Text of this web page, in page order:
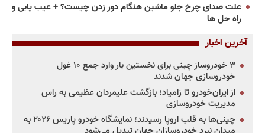
علت صدای چرخ جلو ماشین هنگام دور زدن چیست؟ + عیب یابی و
راه حل ها
آخرین اخبار
۳ خودروساز چینی برای نخستین بار وارد جمع ۱۰ غول
خودروسازی جهان شدند
از ایران‌خودرو تا زامیاد؛ بازگشت علیمردان عظیمی به راس
مدیریت خودروسازی
چینی‌ها به قلب اروپا رسیدند؛ نمایشگاه خودرو پاریس ۲۰۲۶ به